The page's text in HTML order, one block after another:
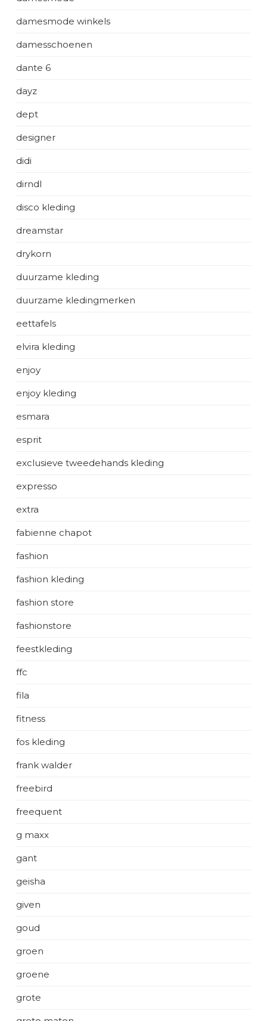
damesmode winkels
damesschoenen
dante 6
dayz
dept
designer
didi
dirndl
disco kleding
dreamstar
drykorn
duurzame kleding
duurzame kledingmerken
eettafels
elvira kleding
enjoy
enjoy kleding
esmara
esprit
exclusieve tweedehands kleding
expresso
extra
fabienne chapot
fashion
fashion kleding
fashion store
fashionstore
feestkleding
ffc
fila
fitness
fos kleding
frank walder
freebird
freequent
g maxx
gant
geisha
given
goud
groen
groene
grote